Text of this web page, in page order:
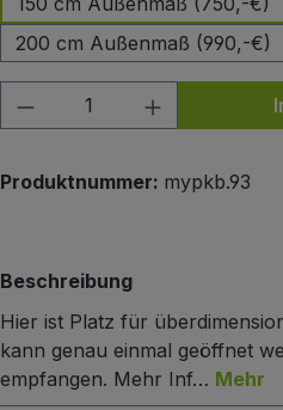
200 cm Außenmaß (990,-€)
Produkt Anzahl: Gib
Produktnummer: mypkb.93
Beschreibung
Hier ist Platz für
kann genau einmal geöffnet
empfangen. Mehr Inf… Mehr